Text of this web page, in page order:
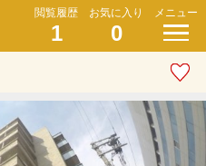
閲覧履歴
1
お気に入り
0
メニュー